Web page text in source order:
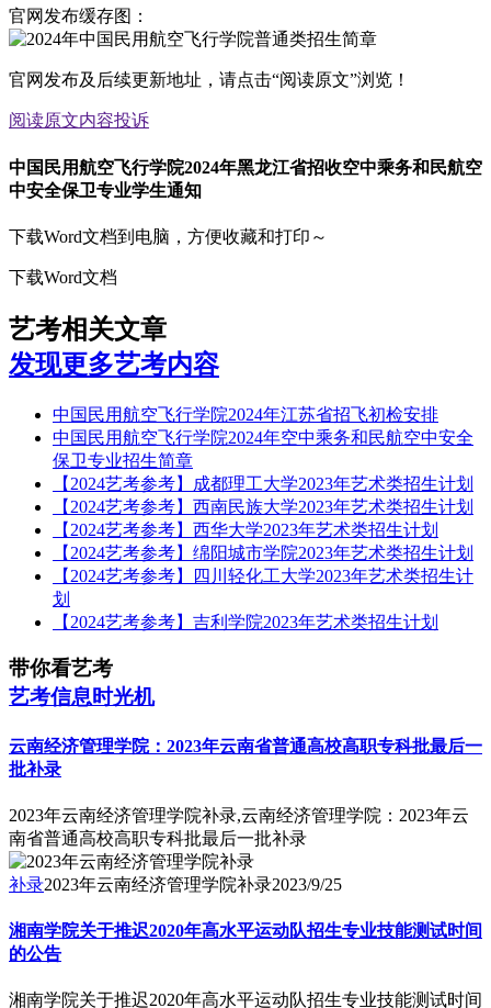
官网发布缓存图：
官网发布及后续更新地址，请点击“阅读原文”浏览！
阅读原文内容投诉
中国民用航空飞行学院2024年黑龙江省招收空中乘务和民航空
中安全保卫专业学生通知
下载Word文档到电脑，方便收藏和打印～
下载Word文档
艺考相关文章
发现更多艺考内容
中国民用航空飞行学院2024年江苏省招飞初检安排
中国民用航空飞行学院2024年空中乘务和民航空中安全
保卫专业招生简章
【2024艺考参考】成都理工大学2023年艺术类招生计划
【2024艺考参考】西南民族大学2023年艺术类招生计划
【2024艺考参考】西华大学2023年艺术类招生计划
【2024艺考参考】绵阳城市学院2023年艺术类招生计划
【2024艺考参考】四川轻化工大学2023年艺术类招生计
划
【2024艺考参考】吉利学院2023年艺术类招生计划
带你看艺考
艺考信息时光机
云南经济管理学院：2023年云南省普通高校高职专科批最后一
批补录
2023年云南经济管理学院补录,云南经济管理学院：2023年云
南省普通高校高职专科批最后一批补录
补录2023年云南经济管理学院补录2023/9/25
湘南学院关于推迟2020年高水平运动队招生专业技能测试时间
的公告
湘南学院关于推迟2020年高水平运动队招生专业技能测试时间